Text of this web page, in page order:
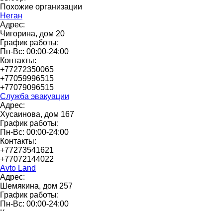
Похожие организации
Неган
Адрес:
Чигорина, дом 20
График работы:
Пн-Вс: 00:00-24:00
Контакты:
+77272350065
+77059996515
+77079096515
Служба эвакуации
Адрес:
Хусаинова, дом 167
График работы:
Пн-Вс: 00:00-24:00
Контакты:
+77273541621
+77072144022
Avto Land
Адрес:
Шемякина, дом 257
График работы:
Пн-Вс: 00:00-24:00